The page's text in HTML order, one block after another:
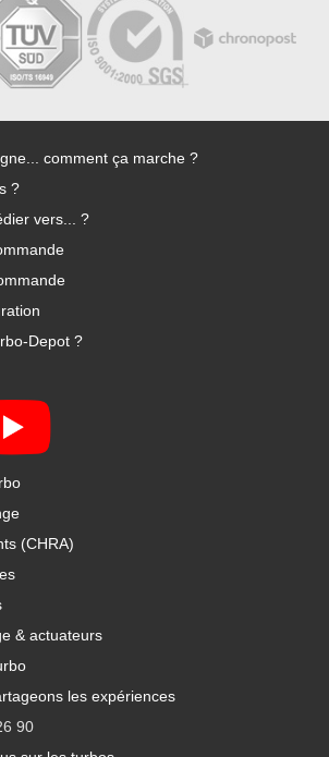
comment ça marche ?
?
vers... ?
Depot ?
(CHRA)
& actuateurs
les expériences
90